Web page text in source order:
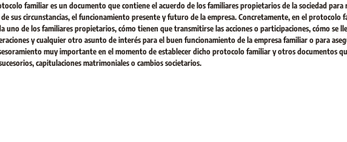
familiar es un documento que contiene el acuerdo de los familiares propietarios de la sociedad para
sus circunstancias, el funcionamiento presente y futuro de la empresa. Concretamente, en el protocolo
uno de los familiares propietarios, cómo tienen que transmitirse las acciones o participaciones, cómo se
y cualquier otro asunto de interés para el buen funcionamiento de la empresa familiar o para
muy importante en el momento de establecer dicho protocolo familiar y otros documentos
capitulaciones matrimoniales o cambios societarios.